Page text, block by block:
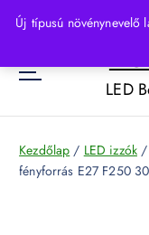
Új típusú növénynevelő
p
o
LED
Kezdőlap / LED izzók/
fényforrás E27 F250